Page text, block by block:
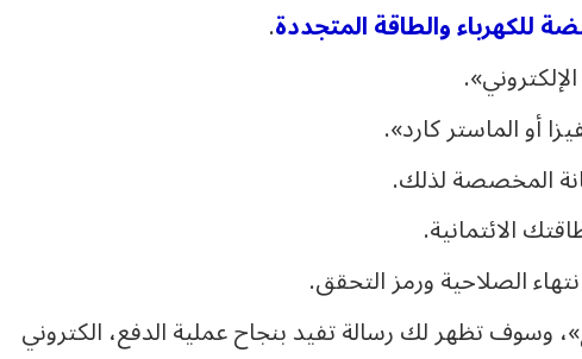
للكهرباء والطاقة المتجددة.
أو الماستر كارد».
المخصصة لذلك.
الائتمانية.
الصلاحية ورمز التحقق.
وسوف تظهر لك رسالة تفيد بنجاح عملية الدفع، الكتروني